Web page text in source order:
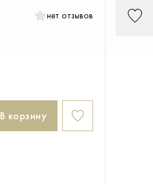
нет отзывов
В корзину